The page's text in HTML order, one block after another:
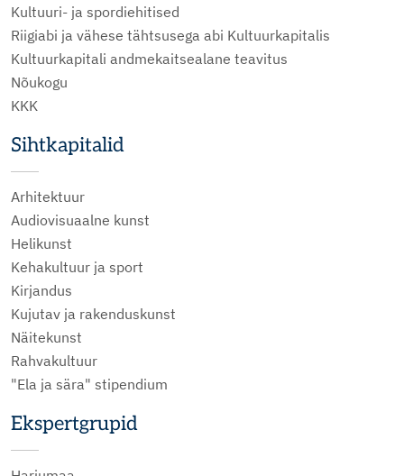
Kultuuri- ja spordiehitised
Riigiabi ja vähese tähtsusega abi Kultuurkapitalis
Kultuurkapitali andmekaitsealane teavitus
Nõukogu
KKK
Sihtkapitalid
Arhitektuur
Audiovisuaalne kunst
Helikunst
Kehakultuur ja sport
Kirjandus
Kujutav ja rakenduskunst
Näitekunst
Rahvakultuur
"Ela ja sära" stipendium
Ekspertgrupid